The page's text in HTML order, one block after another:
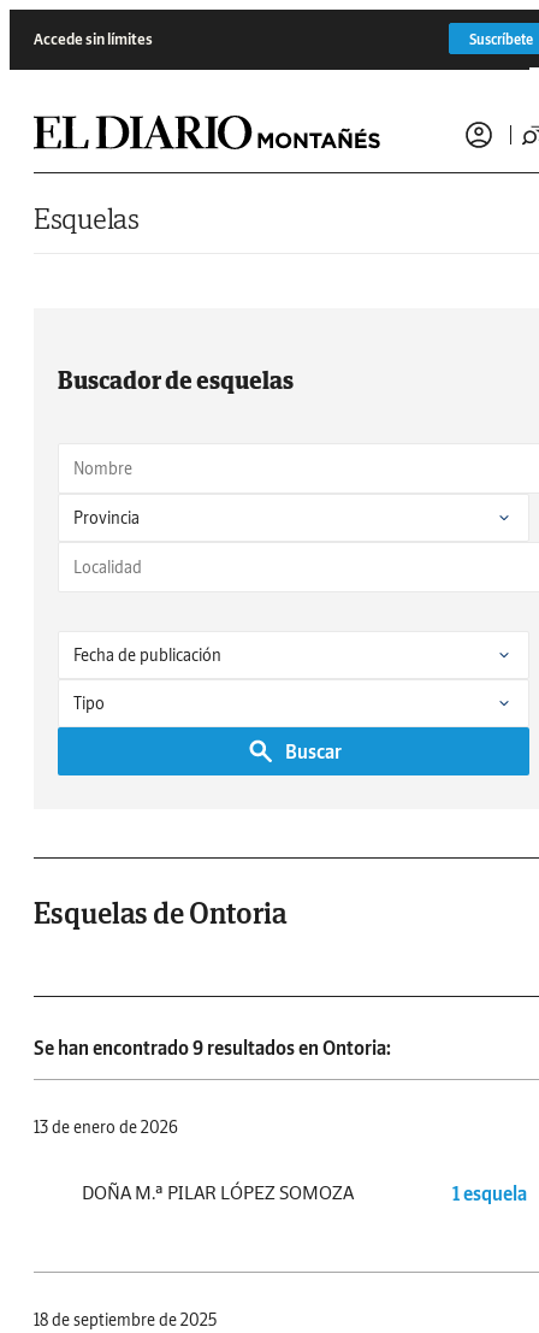
Accede sin límites Suscríbete
Esquelas
Buscador de esquelas
Buscar
Esquelas de Ontoria
Se han encontrado 9 resultados en Ontoria:
13 de enero de 2026
DOÑA M.ª PILAR LÓPEZ SOMOZA 1 esquela
18 de septiembre de 2025